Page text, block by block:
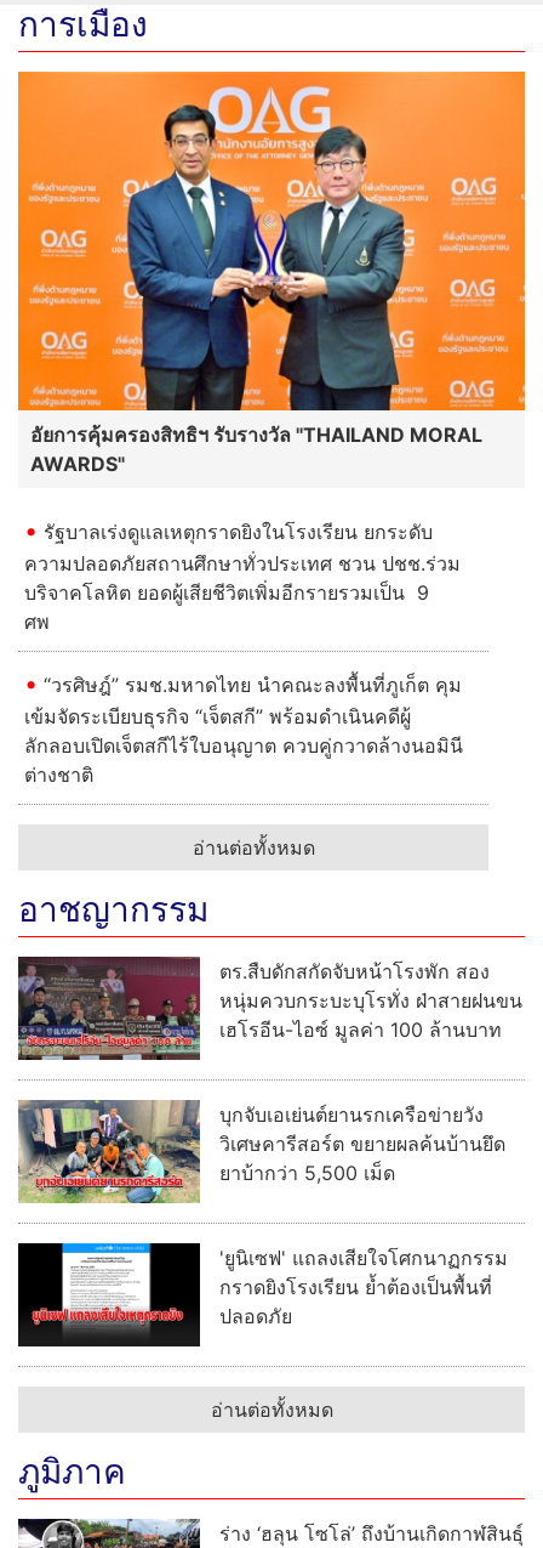
การเมือง
อัยการคุ้มครองสิทธิฯ รับรางวัล "THAILAND MORAL
AWARDS"
รัฐบาลเร่งดูแลเหตุกราดยิงในโรงเรียน ยกระดับ
ความปลอดภัยสถานศึกษาทั่วประเทศ ชวน ปชช.ร่วม
บริจาคโลหิต ยอดผู้เสียชีวิตเพิ่มอีกรายรวมเป็น 9
ศพ
“วรศิษฎ์” รมช.มหาดไทย นำคณะลงพื้นที่ภูเก็ต คุม
เข้มจัดระเบียบธุรกิจ “เจ็ตสกี” พร้อมดำเนินคดีผู้
ลักลอบเปิดเจ็ตสกีไร้ใบอนุญาต ควบคู่กวาดล้างนอมินี
ต่างชาติ
อ่านต่อทั้งหมด
อาชญากรรม
ตร.สืบดักสกัดจับหน้าโรงพัก สอง
หนุ่มควบกระบะบุโรทั่ง ฝ่าสายฝนขน
เฮโรอีน-ไอซ์ มูลค่า 100 ล้านบาท
บุกจับเอเย่นต์ยานรกเครือข่ายวัง
วิเศษคารีสอร์ต ขยายผลค้นบ้านยึด
ยาบ้ากว่า 5,500 เม็ด
'ยูนิเซฟ' แถลงเสียใจโศกนาฏกรรม
กราดยิงโรงเรียน ย้ำต้องเป็นพื้นที่
ปลอดภัย
อ่านต่อทั้งหมด
ภูมิภาค
ร่าง ‘ฮลุน โซโล่’ ถึงบ้านเกิดกาฬสินธุ์